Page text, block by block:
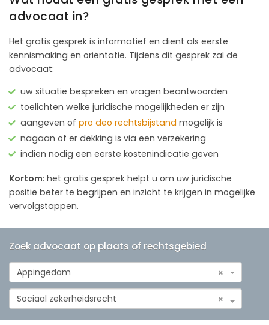
advocaat in?
Het gratis gesprek is informatief en dient als eerste
kennismaking en oriëntatie. Tijdens dit gesprek zal de
advocaat:
uw situatie bespreken en vragen beantwoorden
toelichten welke juridische mogelijkheden er zijn
aangeven of pro deo rechtsbijstand mogelijk is
nagaan of er dekking is via een verzekering
indien nodig een eerste kostenindicatie geven
Kortom: het gratis gesprek helpt u om uw juridische
positie beter te begrijpen en inzicht te krijgen in mogelijke
vervolgstappen.
Zoek advocaat op plaats of rechtsgebied
×
Appingedam
×
Sociaal zekerheidsrecht